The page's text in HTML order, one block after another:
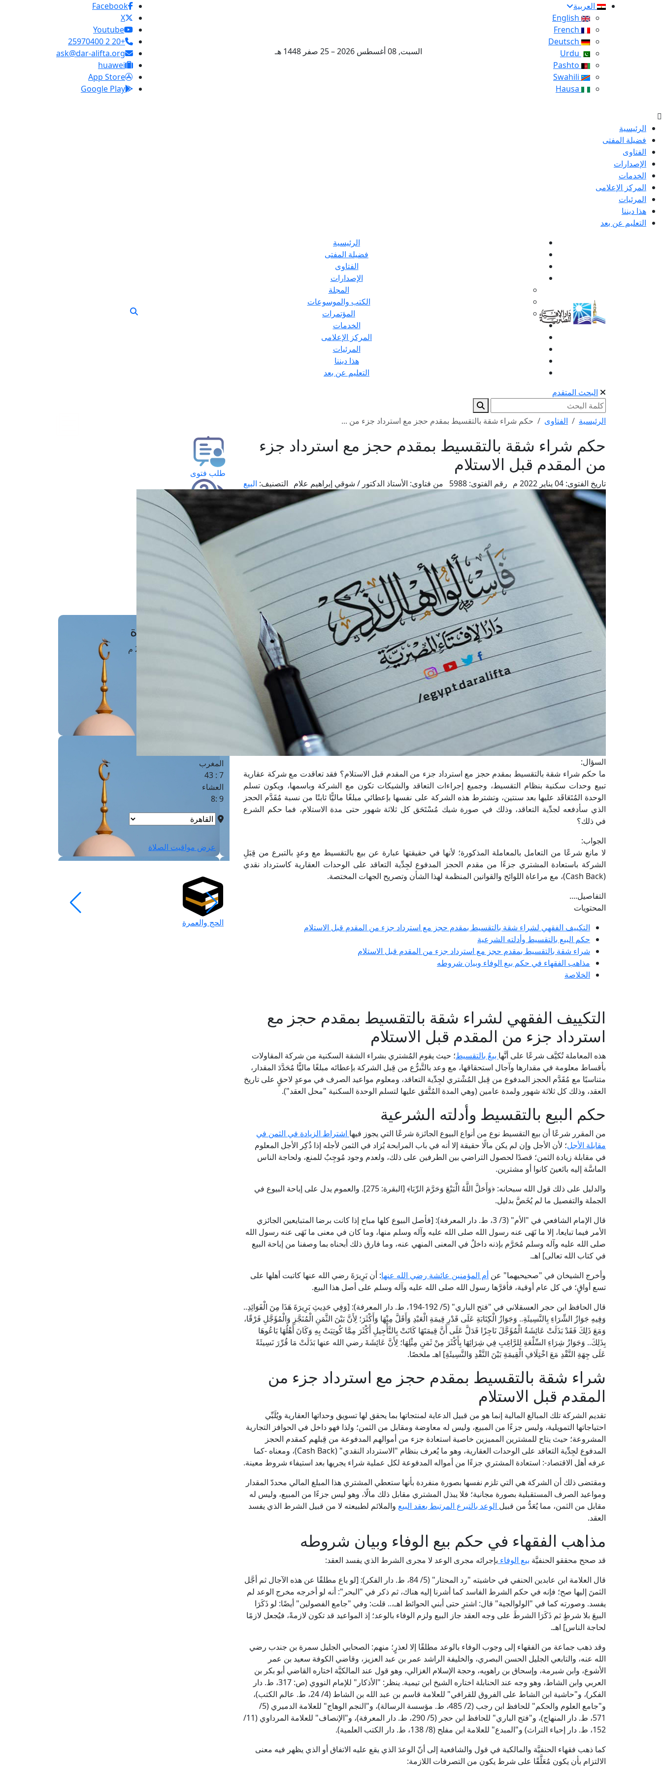
العربية
السبت, 08 أغسطس 2026 – 25 صفر 1448 هـ
Facebook
X
Youtube
+20 2 25970400
ask@dar-alifta.org
huawei
App Store
Google Play
الرئيسية
فضيلة المفتى
الفتاوى
الإصدارات
الخدمات
المركز الإعلامى
المرئيات
هذا ديننا
التعليم عن بعد
الرئيسية
فضيلة المفتى
الفتاوى
الإصدارات
المجلة
الكتب والموسوعات
المؤتمرات
الخدمات
المركز الإعلامى
المرئيات
هذا ديننا
التعليم عن بعد
البحث المتقدم
الرئيسية الفتاوى حكم شراء شقة بالتقسيط بمقدم حجز مع استرداد جزء من ...
حكم شراء شقة بالتقسيط بمقدم حجز مع استرداد جزء
من المقدم قبل الاستلام
تاريخ الفتوى: رقم الفتوى: 5988 من فتاوى: الأستاذ الدكتور / شوقي إبراهيم علام التصنيف: البيع
السؤال:
ما حكم شراء شقة بالتقسيط بمقدم حجز مع استرداد جزء من المقدم قبل الاستلام؟ فقد تعاقدت مع شركة عقارية
تبيع وحدات سكنية بنظام التقسيط، وجميع إجراءات التعاقد والشيكات تكون مع الشركة وباسمها، ويكون تسلم
الوحدة المُتَعَاقَد عليها بعد سنتين، وتشترط هذه الشركة على نفسها بإعطائي مبلغًا ماليًّا ثابتًا من نسبة مُقَدَّم الحجز
الذي سأدفعه لجدِّية التعاقد، وذلك في صورة شيك مُسْتَحَق كل ثلاثة شهور حتى مدة الاستلام، فما حكم الشرع
في ذلك؟
الجواب:
لا مانع شرعًا من التعامل بالمعاملة المذكورة؛ لأنها في حقيقتها عبارة عن بيع بالتقسيط مع وعدٍ بالتبرع من قِبَلِ
الشركة باستعادة المشتري جزءًا من مقدم الحجز المدفوع لجِدِّية التعاقد على الوحدات العقارية كاسترداد نقدي
(Cash Back)، مع مراعاة اللوائح والقوانين المنظمة لهذا الشأن وتصريح الجهات المختصة.
التفاصيل....
المحتويات
التكييف الفقهي لشراء شقة بالتقسيط بمقدم حجز مع استرداد جزء من المقدم قبل الاستلام
حكم البيع بالتقسيط وأدلته الشرعية
شراء شقة بالتقسيط بمقدم حجز مع استرداد جزء من المقدم قبل الاستلام
مذاهب الفقهاء في حكم بيع الوفاء وبيان شروطه
الخلاصة
التكييف الفقهي لشراء شقة بالتقسيط بمقدم حجز مع
استرداد جزء من المقدم قبل الاستلام
هذه المعاملة تُكيَّف شرعًا على أنَّها بيعٌ بالتقسيط؛ حيث يقوم المُشتري بشراء الشقة السكنية من شركة المقاولات
بأقساط معلومة في مقدارها وآجال استحقاقها، مع وعد بالتَّبرُّع من قِبل الشركة بإعطائه مبلغًا ماليًّا مُحَدَّدَ المقدار،
متناسبًا مع مُقَدَّم الحجز المدفوع من قِبل المُشْتري لجِدِّية التعاقد، ومعلوم مواعيد الصرف في موعدٍ لاحقٍ على تاريخ
العقد، وذلك كل ثلاثة شهور ولمدة عامين (وهي المدة المُتَّفق عليها لتسلم الوحدة السكنية "محل العقد").
حكم البيع بالتقسيط وأدلته الشرعية
من المقرر شرعًا أن بيع التقسيط نوع من أنواع البيوع الجائزة شرعًا التي يجوز فيها اشتراط الزيادة في الثمن في
مقابلة الأجل؛ لأن الأجل وإن لم يكن مالًا حقيقة إلا أنه في باب المرابحة يُزاد في الثمن لأجله إذا ذُكِر الأجل المعلوم
في مقابلة زيادة الثمن؛ قصدًا لحصول التراضي بين الطرفين على ذلك، ولعدم وجود مُوجِبٌ للمنع، ولحاجة الناس
الماسَّة إليه بائعينَ كانوا أو مشترين.
والدليل على ذلك قول الله سبحانه: ﴿وَأَحَلَّ اللَّهُ الْبَيْعَ وَحَرَّمَ الرِّبَا﴾ [البقرة: 275]. والعموم يدل على إباحة البيوع في
الجملة والتفصيل ما لم يُخَصَّ بدليل.
قال الإمام الشافعي في "الأم" (3/ 3، ط. دار المعرفة): [فأصل البيوع كلها مباح إذا كانت برضا المتبايعين الجائزي
الأمر فيما تبايعا، إلا ما نَهَى عنه رسول الله صلى الله عليه وآله وسلم منها، وما كان في معنى ما نَهَى عنه رسول الله
صلى الله عليه وآله وسلم مُحَرَّم بإذنه داخلٌ في المعنى المنهي عنه، وما فارق ذلك أبحناه بما وصفنا من إباحة البيع
في كتاب الله تعالى] اهـ.
وأخرج الشيخان في "صحيحيهما" عن أم المؤمنين عائشة رضي الله عنها: أن بَرِيرَةَ رضي الله عنها كاتبت أهلها على
تسع أواقٍ؛ في كل عام أوقية، فأقرَّها رسول الله صلى الله عليه وآله وسلم على أصل هذا البيع.
قال الحافظ ابن حجر العسقلاني في "فتح الباري" (5/ 192-194، ط. دار المعرفة): [وَفِي حَدِيثِ بَرِيرَةَ هَذَا مِنَ الْفَوَائِدِ..
وَفِيهِ جَوَازُ الشِّرَاءِ بِالنَّسِيئَةِ.. وَجَوَازُ الْكِتَابَةِ عَلَى قَدْرِ قِيمَةِ الْعَبْدِ وَأَقَلَّ مِنْهَا وَأَكْثَرَ؛ لِأَنَّ بَيْنَ الثَّمَنِ الْمُنَجَّزِ وَالْمُؤَجَّلِ فَرْقًا،
وَمَعَ ذَلِكَ فَقَدْ بَذَلَتْ عَائِشَةُ الْمُؤَجَّلَ نَاجِزًا فَدَلَّ عَلَى أَنَّ قِيمَتَهَا كَانَتْ بِالتَّأْجِيلِ أَكْثَرَ مِمَّا كُوتِبَتْ بِهِ وَكَانَ أَهْلُهَا بَاعُوهَا
بِذَلِكَ.. وَجَوَازُ شِرَاءِ السِّلْعَةِ لِلرَّاغِبِ فِي شِرَائِهَا بِأَكْثَرَ مِنْ ثَمَنِ مِثْلِهَا؛ لِأَنَّ عَائِشَةَ رضي الله عنها بَذَلَتْ مَا قُرِّرَ نَسِيئَةً
عَلَى جِهَةِ النَّقْدِ مَعَ اخْتِلَافِ الْقِيمَةِ بَيْنَ النَّقْدِ وَالنَّسِيئَةِ] اهـ ملخصًا.
شراء شقة بالتقسيط بمقدم حجز مع استرداد جزء من
المقدم قبل الاستلام
تقديم الشركة تلك المبالغ المالية إنما هو من قبيل الدعاية لمنتجاتها بما يحقق لها تسويق وحداتها العقارية ويُلَبِّي
احتياجاتها التمويلية، وليس جزءًا من المبيع، وليس له معاوضة ومقابل من الثمن؛ ولذا فهو داخل في الحوافز التجارية
المشروعة؛ حيث يتاح للمشترين المميزين خاصية استعادة جزء من أموالهم المدفوعة من قِبلهم كمقدم الحجز
المدفوع لجِدِّية التعاقد على الوحدات العقارية، وهو ما يُعرف بنظام "الاسترداد النقدي" (Cash Back)، ومعناه -كما
عرفه أهل الاقتصاد-: استعادة المشتري جزءًا من أمواله المدفوعة لكل عملية شراء يجريها بعد استيفاء شروط معينة.
ومقتضى ذلك أن الشركة هي التي تلزم نفسها بصورة منفردة بأنها ستعطي المشتري هذا المبلغ المالي محددّ المقدار
ومواعيد الصرف المستقبلية بصورة مجانية؛ فلا يبذل المشتري مقابل ذلك مالًا، وهو ليس جزءًا من المبيع، وليس له
مقابل من الثمن، مما يُعَدُّ من قبيل الوعد بالتبرع المرتبط بعقد البيع والملائم لطبيعته لا من قبيل الشرط الذي يفسد
العقد.
مذاهب الفقهاء في حكم بيع الوفاء وبيان شروطه
قد صحح محققو الحنفيَّة بيع الوفاء بإجرائه مجرى الوعد لا مجرى الشرط الذي يفسد العقد:
قال العلامة ابن عابدين الحنفي في حاشيته "رد المحتار" (5/ 84، ط. دار الفكر): [لو باع مطلقًا عن هذه الآجال ثم أجَّل
الثمنَ إليها صح؛ فإنه في حكم الشرط الفاسد كما أشرنا إليه هناك، ثم ذكر في "البحر": أنه لو أخرجه مخرج الوعد لم
يفسد. وصورته كما في "الولوالجية" قال: اشترِ حتى أبني الحوائط اهـ،.. قلت: وفي "جامع الفصولين" أيضًا: لو ذَكَرَا
البيعَ بلا شرطٍ ثم ذَكَرَا الشرطَ على وجه العقد جاز البيع ولزم الوفاء بالوعد؛ إذ المواعيد قد تكون لازمةً، فيُجعل لازمًا
لحاجة الناس] اهـ.
وقد ذهب جماعة من الفقهاء إلى وجوب الوفاء بالوعد مطلقًا إلا لعذرٍ؛ منهم: الصحابي الجليل سمرة بن جندب رضي
الله عنه، والتابعي الجليل الحسن البصري، والخليفة الراشد عمر بن عبد العزيز، وقاضي الكوفة سعيد بن عمر
الأشوع، وابن شبرمة، وإسحاق بن راهويه، وحجة الإسلام الغزالي، وهو قول عند المالكيَّة اختاره القاضي أبو بكر بن
العربي وابن الشاط، وهو وجه عند الحنابلة اختاره الشيخ ابن تيمية. ينظر: "الأذكار" للإمام النووي (ص: 317، ط. دار
الفكر)، و"حاشية ابن الشاط على الفروق للقرافي" للعلامة قاسم بن عبد الله بن الشاط (4/ 24، ط. عالم الكتب)،
و"جامع العلوم والحكم" للحافظ ابن رجب (2/ 485، ط. مؤسسة الرسالة)، و"النجم الوهاج" للعلامة الدميري (5/
571، ط. دار المنهاج)، و"فتح الباري" للحافظ ابن حجر (5/ 290، ط. دار المعرفة)، و"الإنصاف" للعلامة المرداوي (11/
152، ط. دار إحياء التراث) و"المبدع" للعلامة ابن مفلح (8/ 138، ط. دار الكتب العلمية).
كما ذهب فقهاء الحنفيَّة والمالكية في قول والشافعية إلى أنّ الوعدَ الذي يقع عليه الاتفاق أو الذي يظهر فيه معنى
الالتزام بأن يكون مُعَلَّقًا على شرط يكون من التصرفات اللازمة:
طلب فتوى
استعلام عن فتوى
حجز موعد
الفتوى الهاتفية
مَواقِيتُ الصَّـــلاة
المغرب
7 : 43
العشاء
9 :8
عرض مواقيت الصلاة
الحج والعمرة